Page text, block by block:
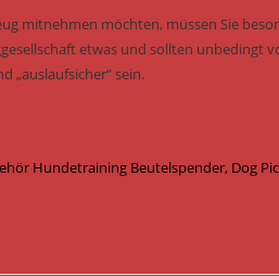
mitnehmen möchten, müssen Sie
etwas und sollten
„auslaufsicher“ sein.
Hundetraining Beutelspender, Dog